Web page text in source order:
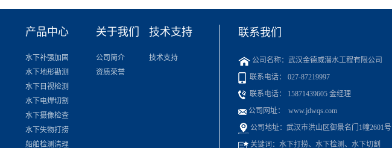
产品中心
水下补强加固
水下地形勘测
水下目视检测
水下电焊切割
水下摄像检查
水下失物打捞
船舶检测清理
关于我们
公司简介
资质荣誉
技术支持
技术支持
联系我们
公司名称：武汉金德威潜水工程有限公司
联系电话： 027-87219997
联系电话： 15871439605 金经理
公司网址： www.jdwqs.com
公司地址：武汉市洪山区御景名门1幢2601号
关键词：水下打捞、水下检测、水下切割